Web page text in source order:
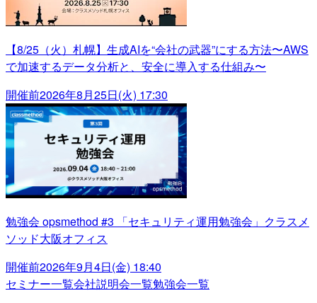
【8/25（火）札幌】生成AIを“会社の武器”にする方法〜AWS
で加速するデータ分析と、安全に導入する仕組み〜
開催前2026年8月25日(火) 17:30
勉強会 opsmethod #3 「セキュリティ運用勉強会」クラスメ
ソッド大阪オフィス
開催前2026年9月4日(金) 18:40
セミナー一覧会社説明会一覧勉強会一覧